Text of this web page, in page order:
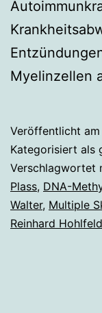
Myelinzellen
Veröffentlicht am
Kategorisiert als
Verschlagwortet
Plass, DNA-
Walter, Multiple
Reinhard Hohlfeld